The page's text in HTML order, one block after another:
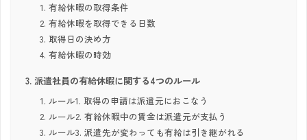
有給休暇の取得条件
有給休暇を取得できる日数
取得日の決め方
有給休暇の時効
派遣社員の有給休暇に関する4つのルール
ルール1. 取得の申請は派遣元におこなう
ルール2. 有給休暇中の賃金は派遣元が支払う
ルール3. 派遣先が変わっても有給は引き継がれる